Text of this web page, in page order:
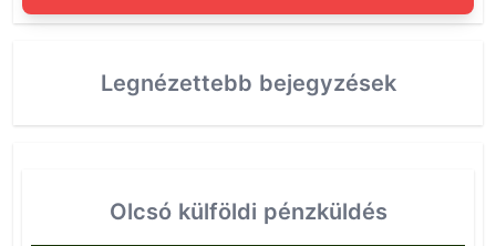
Legnézettebb bejegyzések
Olcsó külföldi pénzküldés